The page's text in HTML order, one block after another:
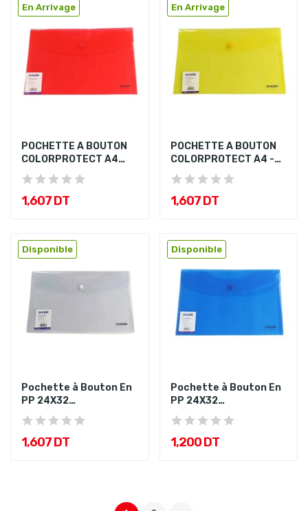
En Arrivage
POCHETTE A BOUTON
COLORPROTECT A4
Rouge
1,607 DT
En Arrivage
POCHETTE A BOUTON
COLORPROTECT A4 -
JAUNE
1,607 DT
Disponible
Pochette à Bouton En
PP 24X32
Colorprotect...
1,607 DT
Disponible
Pochette à Bouton En
PP 24X32
Colorprotect...
1,200 DT